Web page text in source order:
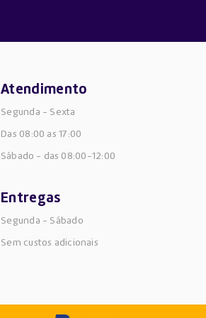
Atendimento
Segunda - Sexta
Das 08:00 as 17:00
Sábado - das 08:00-12:00
Entregas
Segunda - Sábado
Sem custos adicionais